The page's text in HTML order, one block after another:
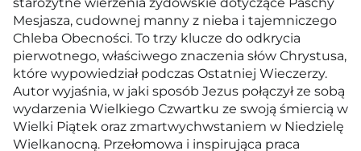
Mesjasza, cudownej manny z nieba i tajemniczego
Chleba Obecności. To trzy klucze do odkrycia
pierwotnego, właściwego znaczenia słów Chrystusa,
które wypowiedział podczas Ostatniej Wieczerzy.
Autor wyjaśnia, w jaki sposób Jezus połączył ze sobą
wydarzenia Wielkiego Czwartku ze swoją śmiercią w
Wielki Piątek oraz zmartwychwstaniem w Niedzielę
Wielkanocną. Przełomowa i inspirująca praca